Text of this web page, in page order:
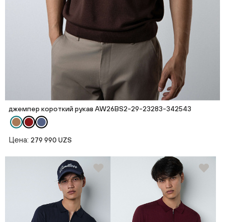
джемпер короткий рукав AW26BS2-29-23283-342543
Цена: 279 990 UZS